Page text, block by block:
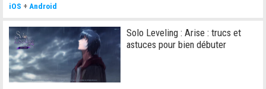
iOS + Android
Solo Leveling : Arise : trucs et
astuces pour bien débuter